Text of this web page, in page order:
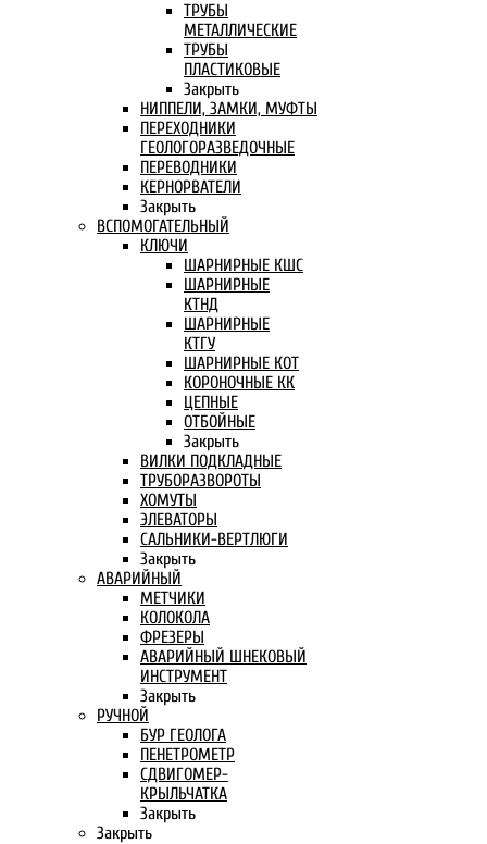
ТРУБЫ
МЕТАЛЛИЧЕСКИЕ
ТРУБЫ
ПЛАСТИКОВЫЕ
Закрыть
НИППЕЛИ, ЗАМКИ, МУФТЫ
ПЕРЕХОДНИКИ
ГЕОЛОГОРАЗВЕДОЧНЫЕ
ПЕРЕВОДНИКИ
КЕРНОРВАТЕЛИ
Закрыть
ВСПОМОГАТЕЛЬНЫЙ
КЛЮЧИ
ШАРНИРНЫЕ КШС
ШАРНИРНЫЕ
КТНД
ШАРНИРНЫЕ
КТГУ
ШАРНИРНЫЕ КОТ
КОРОНОЧНЫЕ КК
ЦЕПНЫЕ
ОТБОЙНЫЕ
Закрыть
ВИЛКИ ПОДКЛАДНЫЕ
ТРУБОРАЗВОРОТЫ
ХОМУТЫ
ЭЛЕВАТОРЫ
САЛЬНИКИ-ВЕРТЛЮГИ
Закрыть
АВАРИЙНЫЙ
МЕТЧИКИ
КОЛОКОЛА
ФРЕЗЕРЫ
АВАРИЙНЫЙ ШНЕКОВЫЙ
ИНСТРУМЕНТ
Закрыть
РУЧНОЙ
БУР ГЕОЛОГА
ПЕНЕТРОМЕТР
СДВИГОМЕР-
КРЫЛЬЧАТКА
Закрыть
Закрыть